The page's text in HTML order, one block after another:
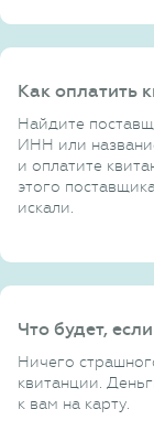
Как оплатить
Найдите
ИНН или
и оплатите
этого
искали.
Что будет,
Ничего
квитанции.
к вам на карту.